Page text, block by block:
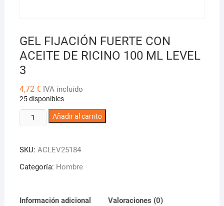
GEL FIJACIÓN FUERTE CON
ACEITE DE RICINO 100 ML LEVEL
3
4,72 € IVA incluido
25 disponibles
GEL
FIJACIÓN
CON
ACEITE
100
Añadir al carrito
SKU: ACLEV25184
Categoría: Hombre
Información adicional Valoraciones (0)